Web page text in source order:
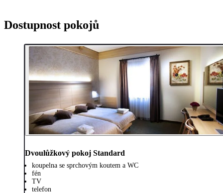
Dostupnost pokojů
Dvoulůžkový pokoj Standard
koupelna se sprchovým koutem a WC
fén
TV
telefon